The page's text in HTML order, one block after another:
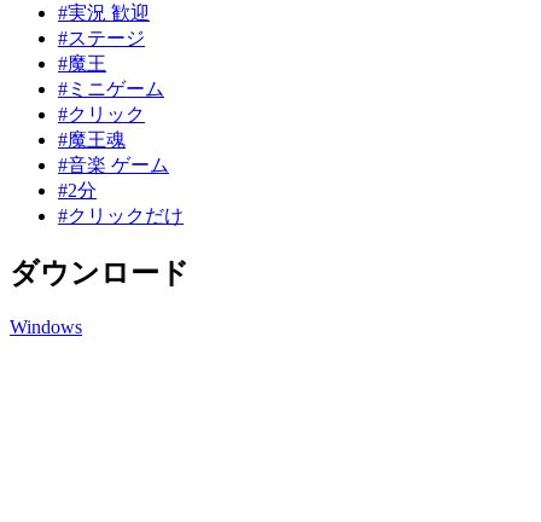
#実況 歓迎
#ステージ
#魔王
#ミニゲーム
#クリック
#魔王魂
#音楽 ゲーム
#2分
#クリックだけ
ダウンロード
Windows